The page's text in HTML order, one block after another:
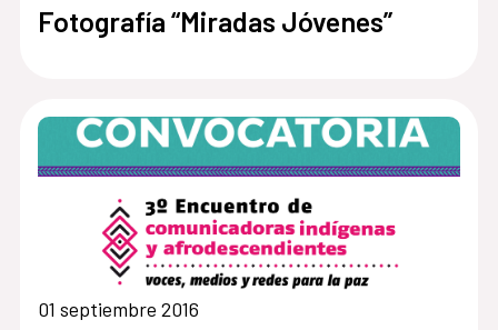
Fotografía “Miradas Jóvenes”
01 septiembre 2016